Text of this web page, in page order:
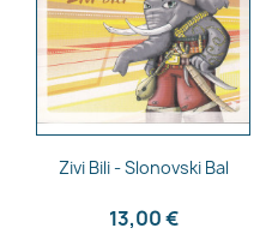
Aperçu rapide
Zivi Bili - Slonovski Bal
13,00 €